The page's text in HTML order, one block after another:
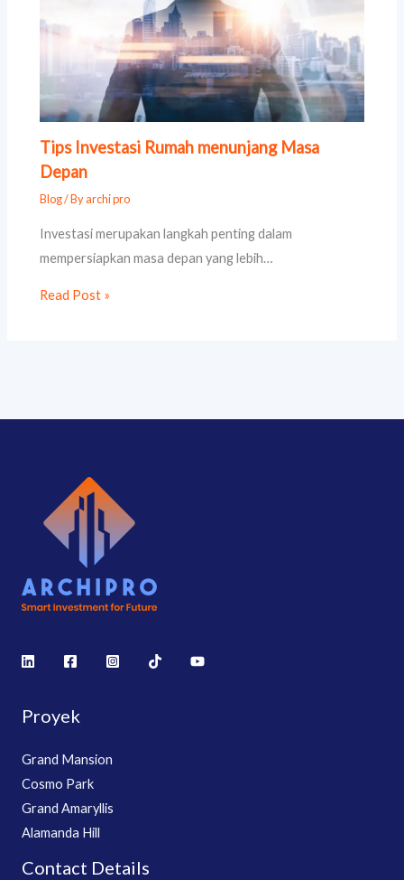
Tips Investasi Rumah menunjang Masa
Depan
Blog/ Byarchi pro
Investasi merupakan langkah penting dalam
mempersiapkan masa depan yang lebih…
Read Post »
Proyek
Grand Mansion
Cosmo Park
Grand Amaryllis
Alamanda Hill
Contact Details